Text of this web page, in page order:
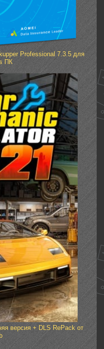
Professional 7.3.5 для
ПК
версия + DLS RePack от